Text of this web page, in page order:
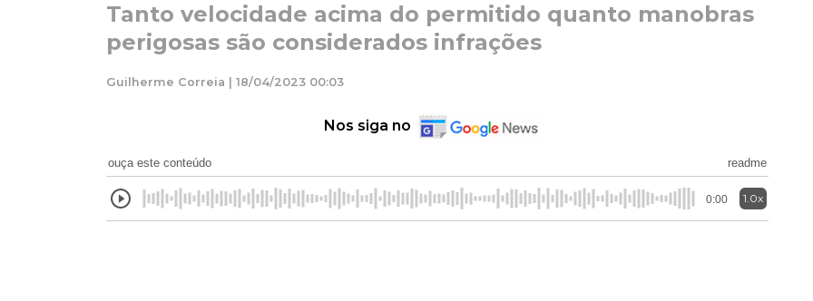
Tanto velocidade acima do permitido quanto manobras
perigosas são considerados infrações
Guilherme Correia | 18/04/2023 00:03
Nos siga no
ouça este conteúdo readme
0:00 1.0x